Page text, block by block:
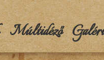
Múltidéző